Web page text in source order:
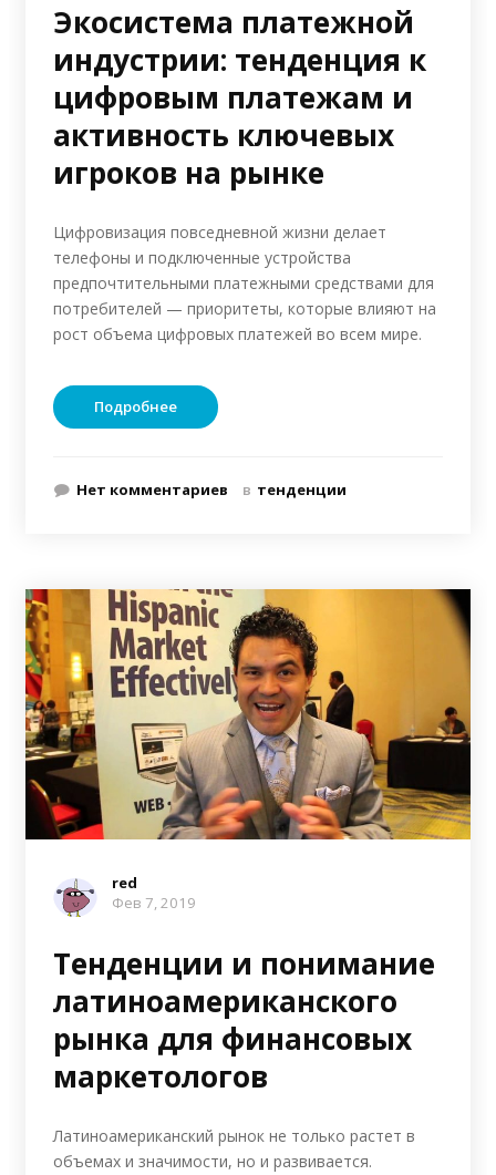
Экосистема платежной
индустрии: тенденция к
цифровым платежам и
активность ключевых
игроков на рынке
Цифровизация повседневной жизни делает
телефоны и подключенные устройства
предпочтительными платежными средствами для
потребителей — приоритеты, которые влияют на
рост объема цифровых платежей во всем мире.
Подробнее
Нет комментариев в тенденции
red
Фев 7, 2019
Тенденции и понимание
латиноамериканского
рынка для финансовых
маркетологов
Латиноамериканский рынок не только растет в
объемах и значимости, но и развивается.